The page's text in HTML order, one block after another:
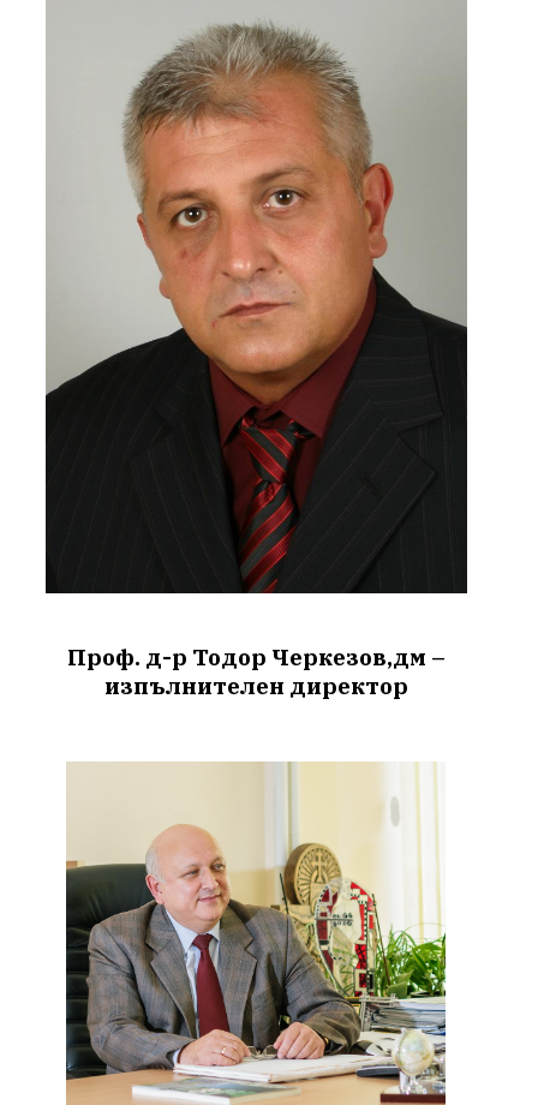
Проф. д-р Тодор Черкезов,дм –
изпълнителен директор